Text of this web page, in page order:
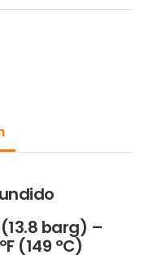
barg) –
(149 ºC)